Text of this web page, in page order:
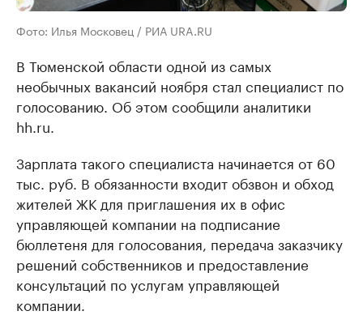
Фото: Илья Московец / РИА URA.RU
В Тюменской области одной из самых
необычных вакансий ноября стал специалист по
голосованию. Об этом сообщили аналитики
hh.ru.
Зарплата такого специалиста начинается от 60
тыс. руб. В обязанности входит обзвон и обход
жителей ЖК для приглашения их в офис
управляющей компании на подписание
бюллетеня для голосования, передача заказчику
решений собственников и предоставление
консультаций по услугам управляющей
компании.